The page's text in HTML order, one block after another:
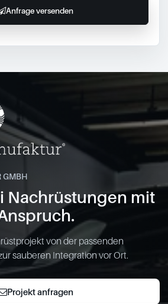
Anfrage versenden
GMBH
Nachrüstungen mit
von der passenden
sauberen Integration vor Ort.
Projekt anfragen